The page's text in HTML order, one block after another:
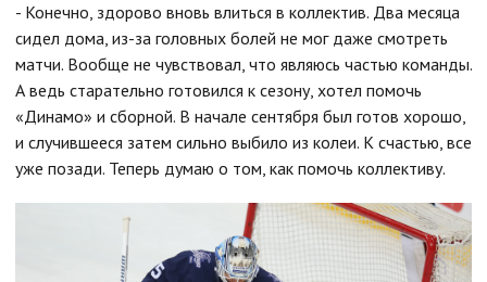
- Конечно, здорово вновь влиться в коллектив. Два месяца
сидел дома, из-за головных болей не мог даже смотреть
матчи. Вообще не чувствовал, что являюсь частью команды.
А ведь старательно готовился к сезону, хотел помочь
«Динамо» и сборной. В начале сентября был готов хорошо,
и случившееся затем сильно выбило из колеи. К счастью, все
уже позади. Теперь думаю о том, как помочь коллективу.